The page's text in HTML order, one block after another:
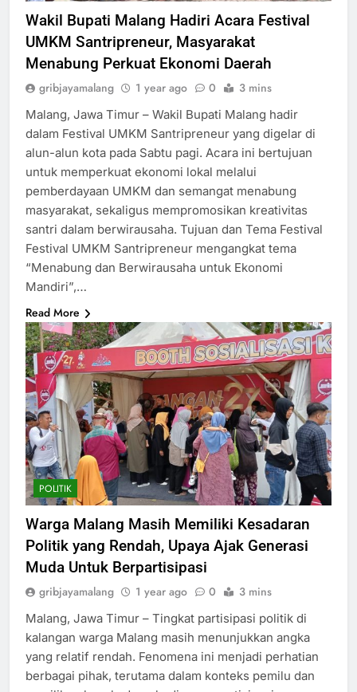
Wakil Bupati Malang Hadiri Acara Festival
UMKM Santripreneur, Masyarakat
Menabung Perkuat Ekonomi Daerah
gribjayamalang 1 year ago 0 3 mins
Malang, Jawa Timur – Wakil Bupati Malang hadir
dalam Festival UMKM Santripreneur yang digelar di
alun-alun kota pada Sabtu pagi. Acara ini bertujuan
untuk memperkuat ekonomi lokal melalui
pemberdayaan UMKM dan semangat menabung
masyarakat, sekaligus mempromosikan kreativitas
santri dalam berwirausaha. Tujuan dan Tema Festival
Festival UMKM Santripreneur mengangkat tema
“Menabung dan Berwirausaha untuk Ekonomi
Mandiri”,…
Read More
POLITIK
Warga Malang Masih Memiliki Kesadaran
Politik yang Rendah, Upaya Ajak Generasi
Muda Untuk Berpartisipasi
gribjayamalang 1 year ago 0 3 mins
Malang, Jawa Timur – Tingkat partisipasi politik di
kalangan warga Malang masih menunjukkan angka
yang relatif rendah. Fenomena ini menjadi perhatian
berbagai pihak, terutama dalam konteks pemilu dan